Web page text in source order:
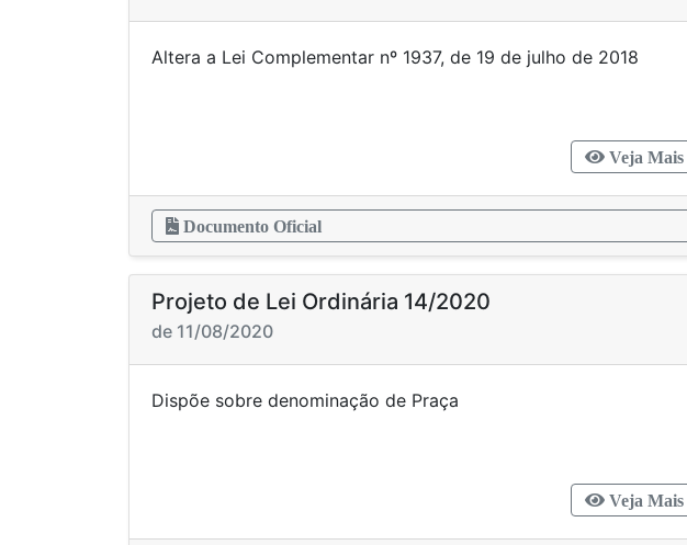
Altera a Lei Complementar nº 1937, de 19 de julho de 2018
Veja Mais
Documento Oficial
Projeto de Lei Ordinária 14/2020
de 11/08/2020
Dispõe sobre denominação de Praça
Veja Mais